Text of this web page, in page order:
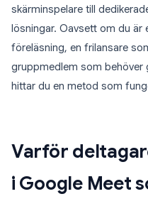
skärminspelare till
lösningar. Oavsett om du
föreläsning, en frilansare
gruppmedlem som behöver
hittar du en metod som
Varför
i Google Meet